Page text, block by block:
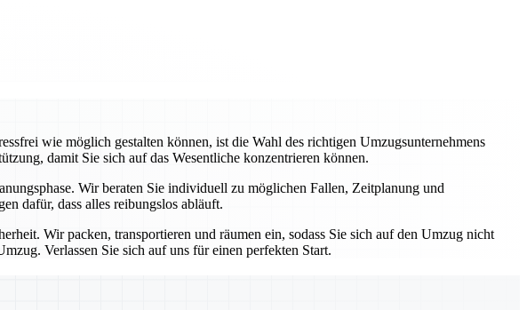
wie möglich gestalten können, ist die Wahl des richtigen Umzugsunternehmens
damit Sie sich auf das Wesentliche konzentrieren können.
Wir beraten Sie individuell zu möglichen Fallen, Zeitplanung und
dafür, dass alles reibungslos abläuft.
Wir packen, transportieren und räumen ein, sodass Sie sich auf den Umzug nicht
Verlassen Sie sich auf uns für einen perfekten Start.